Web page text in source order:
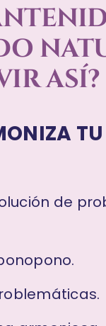
ASÍ?
de